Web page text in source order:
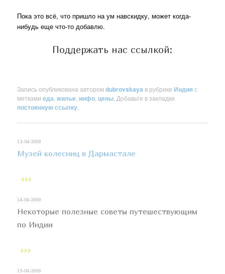
Пока это всё, что пришло на ум навскидку, может когда-
нибудь еще что-то добавлю.
Поддержать нас ссылкой:
Запись опубликована авторомdubrovskaya в рубрикеИндия с
меткамиеда,жилье, инфо, цены. Добавьте в закладки
постоянную ссылку.
13-04-2009
Музей колесниц в Дармастале
14-04-2009
Некоторые полезные советы путешествующим
по Индии
15-04-2009